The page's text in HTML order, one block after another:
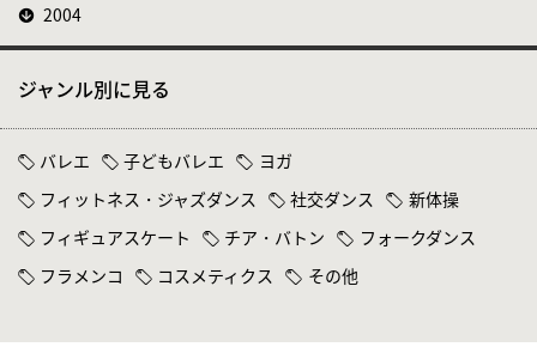
2004
ジャンル別に見る
バレエ 子どもバレエ
ヨガ
フィットネス・ジャズダンス
社交ダンス
新体操
フィギュアスケート
チア・バトン
フォークダンス
フラメンコ
コスメティクス その他